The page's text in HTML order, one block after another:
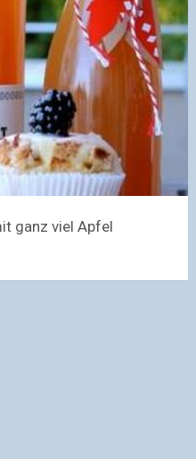
ganz viel Apfel